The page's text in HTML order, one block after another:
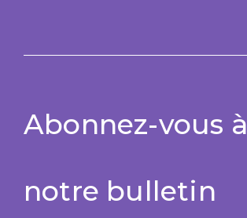
Abonnez-vous à
notre bulletin